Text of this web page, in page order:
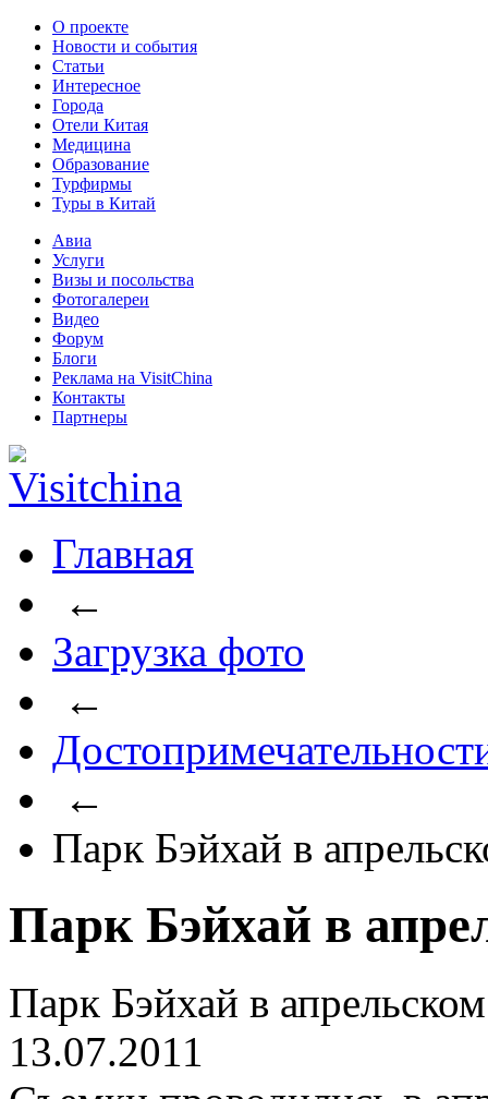
О проекте
Новости и события
Статьи
Интересное
Города
Отели Китая
Медицина
Образование
Турфирмы
Туры в Китай
Авиа
Услуги
Визы и посольства
Фотогалереи
Видео
Форум
Блоги
Реклама на VisitChina
Контакты
Партнеры
Главная
←
Загрузка фото
←
←
Парк Бэйхай в
Парк Бэйхай в
Парк Бэйхай в
13.07.2011